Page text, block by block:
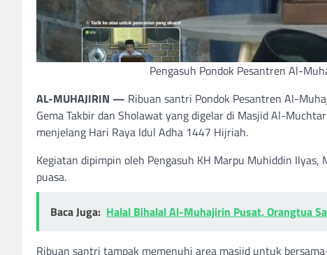
Pengasuh Pondok Pesantren Al-
AL-MUHAJIRIN — Ribuan santri Pondok Pesantren Al-
Gema Takbir dan Sholawat yang digelar di Masjid Al-
menjelang Hari Raya Idul Adha 1447 Hijriah.
Kegiatan dipimpin oleh Pengasuh KH Marpu Muhiddin
puasa.
Baca Juga: Halal Bihalal Al-Muhajirin Pusat, Orangtua
Ribuan santri tampak memenuhi area masjid untuk